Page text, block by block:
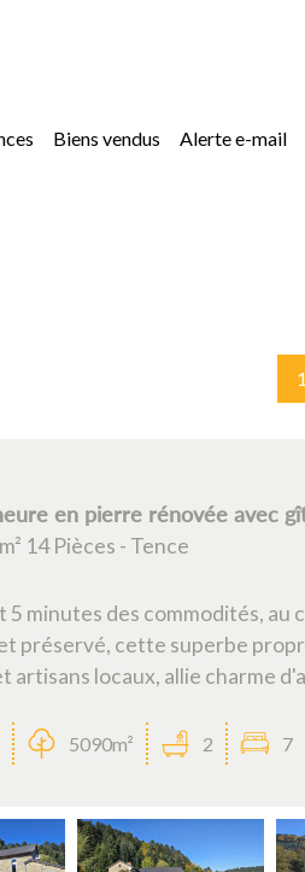
biens vendus alerte e-mail
1
en pierre rénovée avec
14 Pièces - Tence
5 minutes des commodités,
préservé, cette superbe
artisans locaux, allie charme
5090m² 2 7